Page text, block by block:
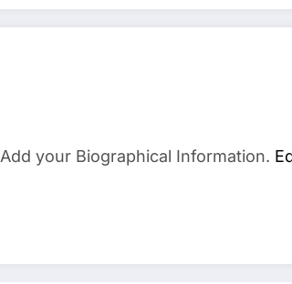
Add your Biographical Information.